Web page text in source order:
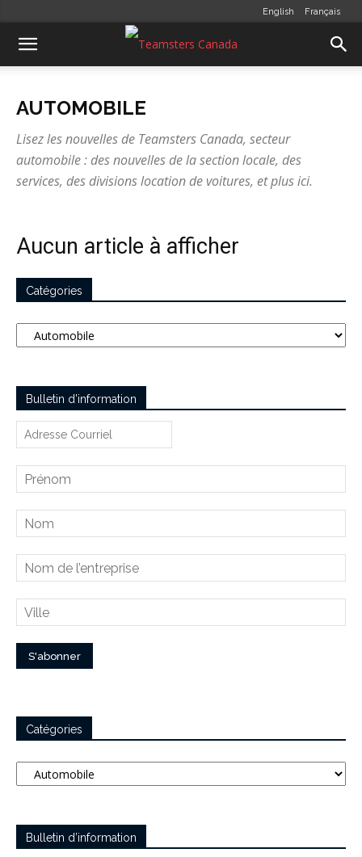
English Français
AUTOMOBILE
Lisez les nouvelles de Teamsters Canada, secteur
automobile : des nouvelles de la section locale, des
services, des divisions location de voitures, et plus ici.
Aucun article à afficher
Catégories
Catégories
Bulletin d’information
Catégories
Catégories
Bulletin d’information